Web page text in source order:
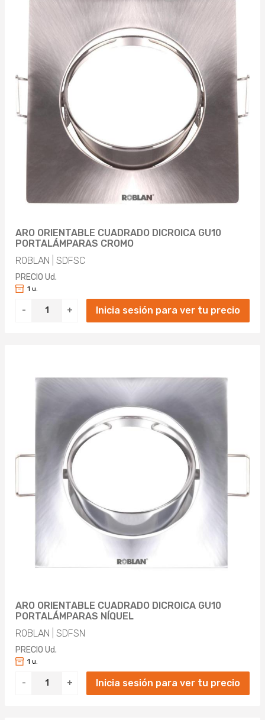
ARO ORIENTABLE CUADRADO DICROICA GU10
PORTALÁMPARAS CROMO
ROBLAN | SDFSC
PRECIO Ud.
- +
1 u.
Inicia sesión para ver tu precio
ARO ORIENTABLE CUADRADO DICROICA GU10
PORTALÁMPARAS NÍQUEL
ROBLAN | SDFSN
PRECIO Ud.
- +
1 u.
Inicia sesión para ver tu precio